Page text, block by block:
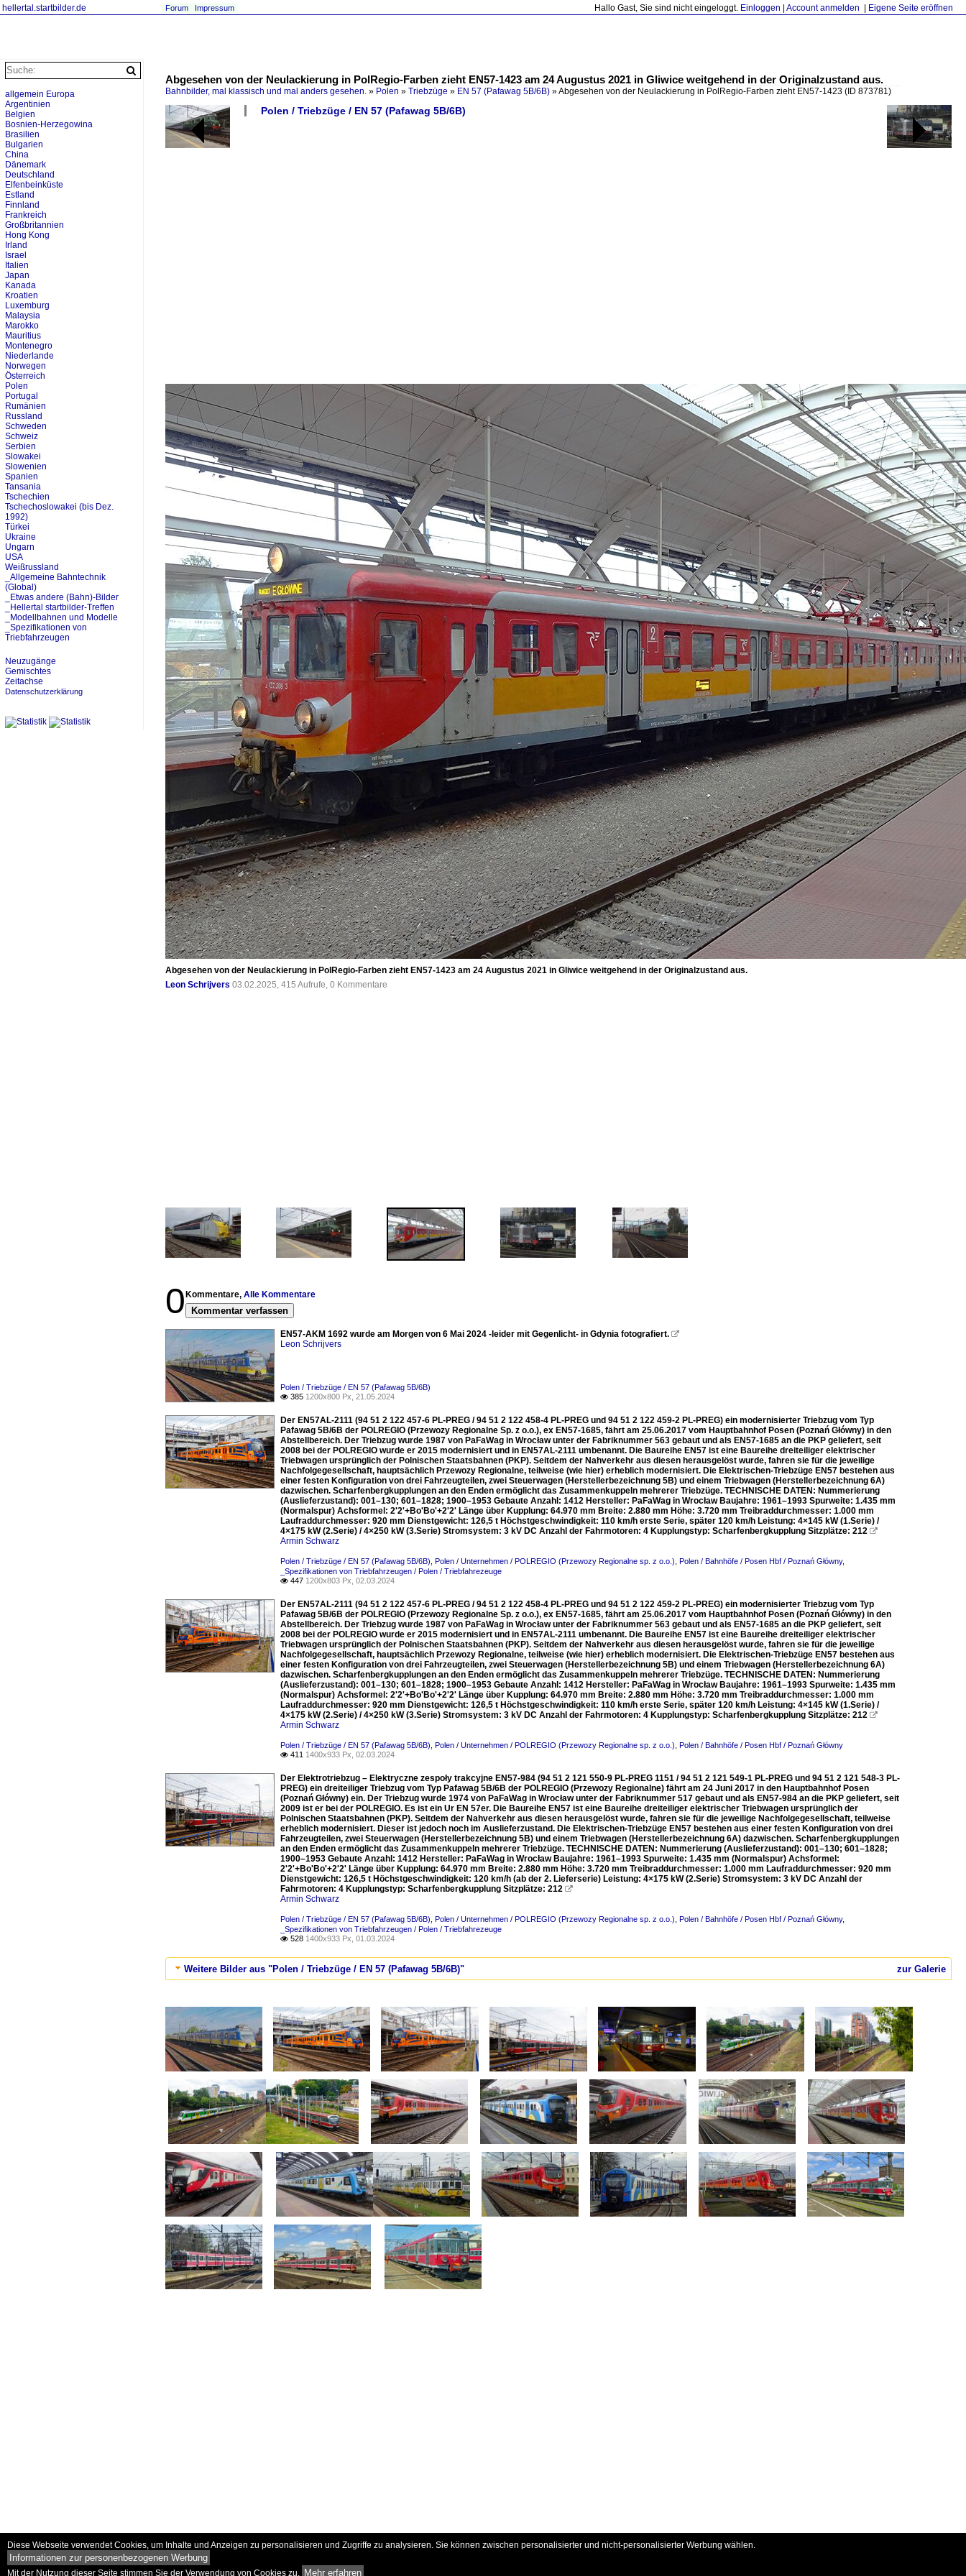
hellertal.startbilder.de Hallo Gast, Sie sind nicht eingeloggt. Einloggen Account anmelden Eigene Seite eröffnen
Forum Impressum
Abgesehen von der Neulackierung in PolRegio-Farben zieht EN57-1423 am 24 Augustus 2021 in Gliwice weitgehend in der Originalzustand aus.
Bahnbilder, mal klassisch und mal anders gesehen. » Polen » Triebzüge » EN 57 (Pafawag 5B/6B) »Abgesehen von der Neulackierung in PolRegio-Farben zieht EN57-1423 (ID 873781)
Polen / Triebzüge / EN 57 (Pafawag 5B/6B)
Abgesehen von der Neulackierung in PolRegio-Farben zieht EN57-1423 am 24 Augustus 2021 in Gliwice weitgehend in der Originalzustand aus.
Leon Schrijvers 03.02.2025, 415 Aufrufe, 0 Kommentare
0 Kommentare, Alle Kommentare
Kommentar verfassen
EN57-AKM 1692 wurde am Morgen von 6 Mai 2024 -leider mit Gegenlicht- in Gdynia fotografiert. 
Leon Schrijvers
Polen / Triebzüge / EN 57 (Pafawag 5B/6B)
 385 1200x800 Px, 21.05.2024
Der EN57AL-2111 (94 51 2 122 457-6 PL-PREG / 94 51 2 122 458-4 PL-PREG und 94 51 2 122 459-2 PL-PREG) ein modernisierter Triebzug vom Typ
Pafawag 5B/6B der POLREGIO (Przewozy Regionalne Sp. z o.o.), ex EN57-1685, fährt am 25.06.2017 vom Hauptbahnhof Posen (Poznań Główny) in den
Abstellbereich. Der Triebzug wurde 1987 von PaFaWag in Wrocław unter der Fabriknummer 563 gebaut und als EN57-1685 an die PKP geliefert, seit
2008 bei der POLREGIO wurde er 2015 modernisiert und in EN57AL-2111 umbenannt. Die Baureihe EN57 ist eine Baureihe dreiteiliger elektrischer
Triebwagen ursprünglich der Polnischen Staatsbahnen (PKP). Seitdem der Nahverkehr aus diesen herausgelöst wurde, fahren sie für die jeweilige
Nachfolgegesellschaft, hauptsächlich Przewozy Regionalne, teilweise (wie hier) erheblich modernisiert. Die Elektrischen-Triebzüge EN57 bestehen aus
einer festen Konfiguration von drei Fahrzeugteilen, zwei Steuerwagen (Herstellerbezeichnung 5B) und einem Triebwagen (Herstellerbezeichnung 6A)
dazwischen. Scharfenbergkupplungen an den Enden ermöglicht das Zusammenkuppeln mehrerer Triebzüge. TECHNISCHE DATEN: Nummerierung
(Auslieferzustand): 001–130; 601–1828; 1900–1953 Gebaute Anzahl: 1412 Hersteller: PaFaWag in Wrocław Baujahre: 1961–1993 Spurweite: 1.435 mm
(Normalspur) Achsformel: 2'2'+Bo'Bo'+2'2' Länge über Kupplung: 64.970 mm Breite: 2.880 mm Höhe: 3.720 mm Treibraddurchmesser: 1.000 mm
Laufraddurchmesser: 920 mm Dienstgewicht: 126,5 t Höchstgeschwindigkeit: 110 km/h erste Serie, später 120 km/h Leistung: 4×145 kW (1.Serie) /
4×175 kW (2.Serie) / 4×250 kW (3.Serie) Stromsystem: 3 kV DC Anzahl der Fahrmotoren: 4 Kupplungstyp: Scharfenbergkupplung Sitzplätze: 212 
Armin Schwarz
Polen / Triebzüge / EN 57 (Pafawag 5B/6B) Polen / Unternehmen / POLREGIO (Przewozy Regionalne sp. z o.o.) Polen / Bahnhöfe / Posen Hbf / Poznań Główny,
_Spezifikationen von Triebfahrzeugen / Polen / Triebfahrezeuge
 447 1200x803 Px, 02.03.2024
Der EN57AL-2111 (94 51 2 122 457-6 PL-PREG / 94 51 2 122 458-4 PL-PREG und 94 51 2 122 459-2 PL-PREG) ein modernisierter Triebzug vom Typ
Pafawag 5B/6B der POLREGIO (Przewozy Regionalne Sp. z o.o.), ex EN57-1685, fährt am 25.06.2017 vom Hauptbahnhof Posen (Poznań Główny) in den
Abstellbereich. Der Triebzug wurde 1987 von PaFaWag in Wrocław unter der Fabriknummer 563 gebaut und als EN57-1685 an die PKP geliefert, seit
2008 bei der POLREGIO wurde er 2015 modernisiert und in EN57AL-2111 umbenannt. Die Baureihe EN57 ist eine Baureihe dreiteiliger elektrischer
Triebwagen ursprünglich der Polnischen Staatsbahnen (PKP). Seitdem der Nahverkehr aus diesen herausgelöst wurde, fahren sie für die jeweilige
Nachfolgegesellschaft, hauptsächlich Przewozy Regionalne, teilweise (wie hier) erheblich modernisiert. Die Elektrischen-Triebzüge EN57 bestehen aus
einer festen Konfiguration von drei Fahrzeugteilen, zwei Steuerwagen (Herstellerbezeichnung 5B) und einem Triebwagen (Herstellerbezeichnung 6A)
dazwischen. Scharfenbergkupplungen an den Enden ermöglicht das Zusammenkuppeln mehrerer Triebzüge. TECHNISCHE DATEN: Nummerierung
(Auslieferzustand): 001–130; 601–1828; 1900–1953 Gebaute Anzahl: 1412 Hersteller: PaFaWag in Wrocław Baujahre: 1961–1993 Spurweite: 1.435 mm
(Normalspur) Achsformel: 2'2'+Bo'Bo'+2'2' Länge über Kupplung: 64.970 mm Breite: 2.880 mm Höhe: 3.720 mm Treibraddurchmesser: 1.000 mm
Laufraddurchmesser: 920 mm Dienstgewicht: 126,5 t Höchstgeschwindigkeit: 110 km/h erste Serie, später 120 km/h Leistung: 4×145 kW (1.Serie) /
4×175 kW (2.Serie) / 4×250 kW (3.Serie) Stromsystem: 3 kV DC Anzahl der Fahrmotoren: 4 Kupplungstyp: Scharfenbergkupplung Sitzplätze: 212 
Armin Schwarz
Polen / Triebzüge / EN 57 (Pafawag 5B/6B) Polen / Unternehmen / POLREGIO (Przewozy Regionalne sp. z o.o.) Polen / Bahnhöfe / Posen Hbf / Poznań Główny
 411 1400x933 Px, 02.03.2024
Der Elektrotriebzug – Elektryczne zespoły trakcyjne EN57-984 (94 51 2 121 550-9 PL-PREG 1151 / 94 51 2 121 549-1 PL-PREG und 94 51 2 121 548-3 PL-
PREG) ein dreiteiliger Triebzug vom Typ Pafawag 5B/6B der POLREGIO (Przewozy Regionalne) fährt am 24 Juni 2017 in den Hauptbahnhof Posen
(Poznań Główny) ein. Der Triebzug wurde 1974 von PaFaWag in Wrocław unter der Fabriknummer 517 gebaut und als EN57-984 an die PKP geliefert, seit
2009 ist er bei der POLREGIO. Es ist ein Ur EN 57er. Die Baureihe EN57 ist eine Baureihe dreiteiliger elektrischer Triebwagen ursprünglich der
Polnischen Staatsbahnen (PKP). Seitdem der Nahverkehr aus diesen herausgelöst wurde, fahren sie für die jeweilige Nachfolgegesellschaft, teilweise
erheblich modernisiert. Dieser ist jedoch noch im Auslieferzustand. Die Elektrischen-Triebzüge EN57 bestehen aus einer festen Konfiguration von drei
Fahrzeugteilen, zwei Steuerwagen (Herstellerbezeichnung 5B) und einem Triebwagen (Herstellerbezeichnung 6A) dazwischen. Scharfenbergkupplungen
an den Enden ermöglicht das Zusammenkuppeln mehrerer Triebzüge. TECHNISCHE DATEN: Nummerierung (Auslieferzustand): 001–130; 601–1828;
1900–1953 Gebaute Anzahl: 1412 Hersteller: PaFaWag in Wrocław Baujahre: 1961–1993 Spurweite: 1.435 mm (Normalspur) Achsformel:
2'2'+Bo'Bo'+2'2' Länge über Kupplung: 64.970 mm Breite: 2.880 mm Höhe: 3.720 mm Treibraddurchmesser: 1.000 mm Laufraddurchmesser: 920 mm
Dienstgewicht: 126,5 t Höchstgeschwindigkeit: 120 km/h (ab der 2. Lieferserie) Leistung: 4×175 kW (2.Serie) Stromsystem: 3 kV DC Anzahl der
Fahrmotoren: 4 Kupplungstyp: Scharfenbergkupplung Sitzplätze: 212 
Armin Schwarz
Polen / Triebzüge / EN 57 (Pafawag 5B/6B) Polen / Unternehmen / POLREGIO (Przewozy Regionalne sp. z o.o.) Polen / Bahnhöfe / Posen Hbf / Poznań Główny,
_Spezifikationen von Triebfahrzeugen / Polen / Triebfahrezeuge
 528 1400x933 Px, 01.03.2024
zur Galerie
Weitere Bilder aus "Polen / Triebzüge / EN 57 (Pafawag 5B/6B)"
allgemein Europa
Argentinien
Belgien
Bosnien-Herzegowina
Brasilien
Bulgarien
China
Dänemark
Deutschland
Elfenbeinküste
Estland
Finnland
Frankreich
Großbritannien
Hong Kong
Irland
Israel
Italien
Japan
Kanada
Kroatien
Luxemburg
Malaysia
Marokko
Mauritius
Montenegro
Niederlande
Norwegen
Österreich
Polen
Portugal
Rumänien
Russland
Schweden
Schweiz
Serbien
Slowakei
Slowenien
Spanien
Tansania
Tschechien
Tschechoslowakei (bis Dez.
1992)
Türkei
Ukraine
Ungarn
USA
Weißrussland
_Allgemeine Bahntechnik
(Global)
_Etwas andere (Bahn)-Bilder
_Hellertal startbilder-Treffen
_Modellbahnen und Modelle
_Spezifikationen von
Triebfahrzeugen
Neuzugänge
Gemischtes
Zeitachse
Datenschutzerklärung
Diese Webseite verwendet Cookies, um Inhalte und Anzeigen zu personalisieren und Zugriffe zu analysieren. Sie können zwischen personalisierter und nicht-personalisierter Werbung wählen.
Informationen zur personenbezogenen Werbung
Mit der Nutzung dieser Seite stimmen Sie der Verwendung von Cookies zu. Mehr erfahren